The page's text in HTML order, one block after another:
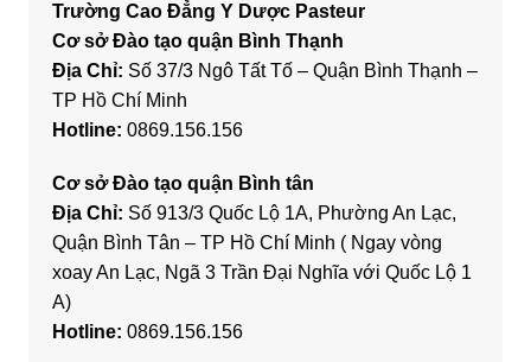
Trường Cao Đẳng Y Dược Pasteur
Cơ sở Đào tạo quận Bình Thạnh
Địa Chỉ: Số 37/3 Ngô Tất Tố – Quận Bình Thạnh –
TP Hồ Chí Minh
Hotline: 0869.156.156
Cơ sở Đào tạo quận Bình tân
Địa Chỉ: Số 913/3 Quốc Lộ 1A, Phường An Lạc,
Quận Bình Tân – TP Hồ Chí Minh ( Ngay vòng
xoay An Lạc, Ngã 3 Trần Đại Nghĩa với Quốc Lộ 1
A)
Hotline: 0869.156.156